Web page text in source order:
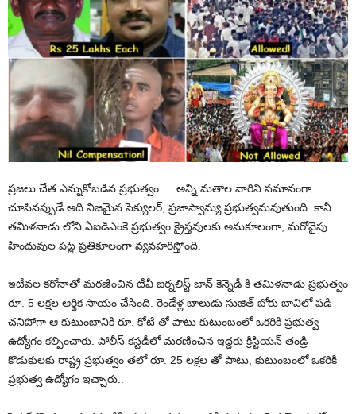
ప్రజలు చేత ఎన్నుకోబడిన ప్రభుత్వం… అన్ని మతాల వారిని సమానంగా
చూసినప్పుడే అది నిజమైన సెక్యులర్, ప్రజాస్వామ్య ప్రభుత్వమవుతుంది. కానీ
తమిళనాడు లోని ఏఐడిఎంకె ప్రభుత్వం క్రైస్తవులకు అనుకూలంగా, మరోవైపు
హిందువుల పట్ల ప్రతికూలంగా వ్యవహరిస్తోంది.
ఇటీవల కరోనాతో మరణించిన టీవీ జర్నలిస్ట్ జాన్ కెన్నెడీ కి తమిళనాడు ప్రభుత్వం
రూ. 5 లక్షల ఆర్థిక సాయం చేసింది. రెండేళ్ల బాలుడు సుజిత్ బోరు బావిలో పడి
చనిపోగా ఆ కుటుంబానికి రూ. కోటి తో పాటు కుటుంబంలో ఒకరికి ప్రభుత్వ
ఉద్యోగం కల్పించారు. పోలీస్ కస్టడీలో మరణించిన ఇద్దరు క్రిస్టియన్ తండ్రి
కొడుకులకు రాష్ట్ర ప్రభుత్వం తలో రూ. 25 లక్షల తో పాటు, కుటుంబంలో ఒకరికి
ప్రభుత్వ ఉద్యోగం ఇచ్చారు..